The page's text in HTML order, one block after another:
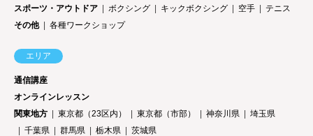
スポーツ・アウトドア
ボクシング キックボクシング 空手
テニス
その他
各種ワークショップ
エリア
通信講座
オンラインレッスン
関東地方
東京都（23区内） 東京都（市部） 神奈川県
埼玉県
千葉県
群馬県 栃木県
茨城県